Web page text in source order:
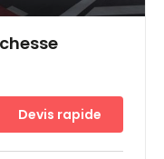
Devis rapide